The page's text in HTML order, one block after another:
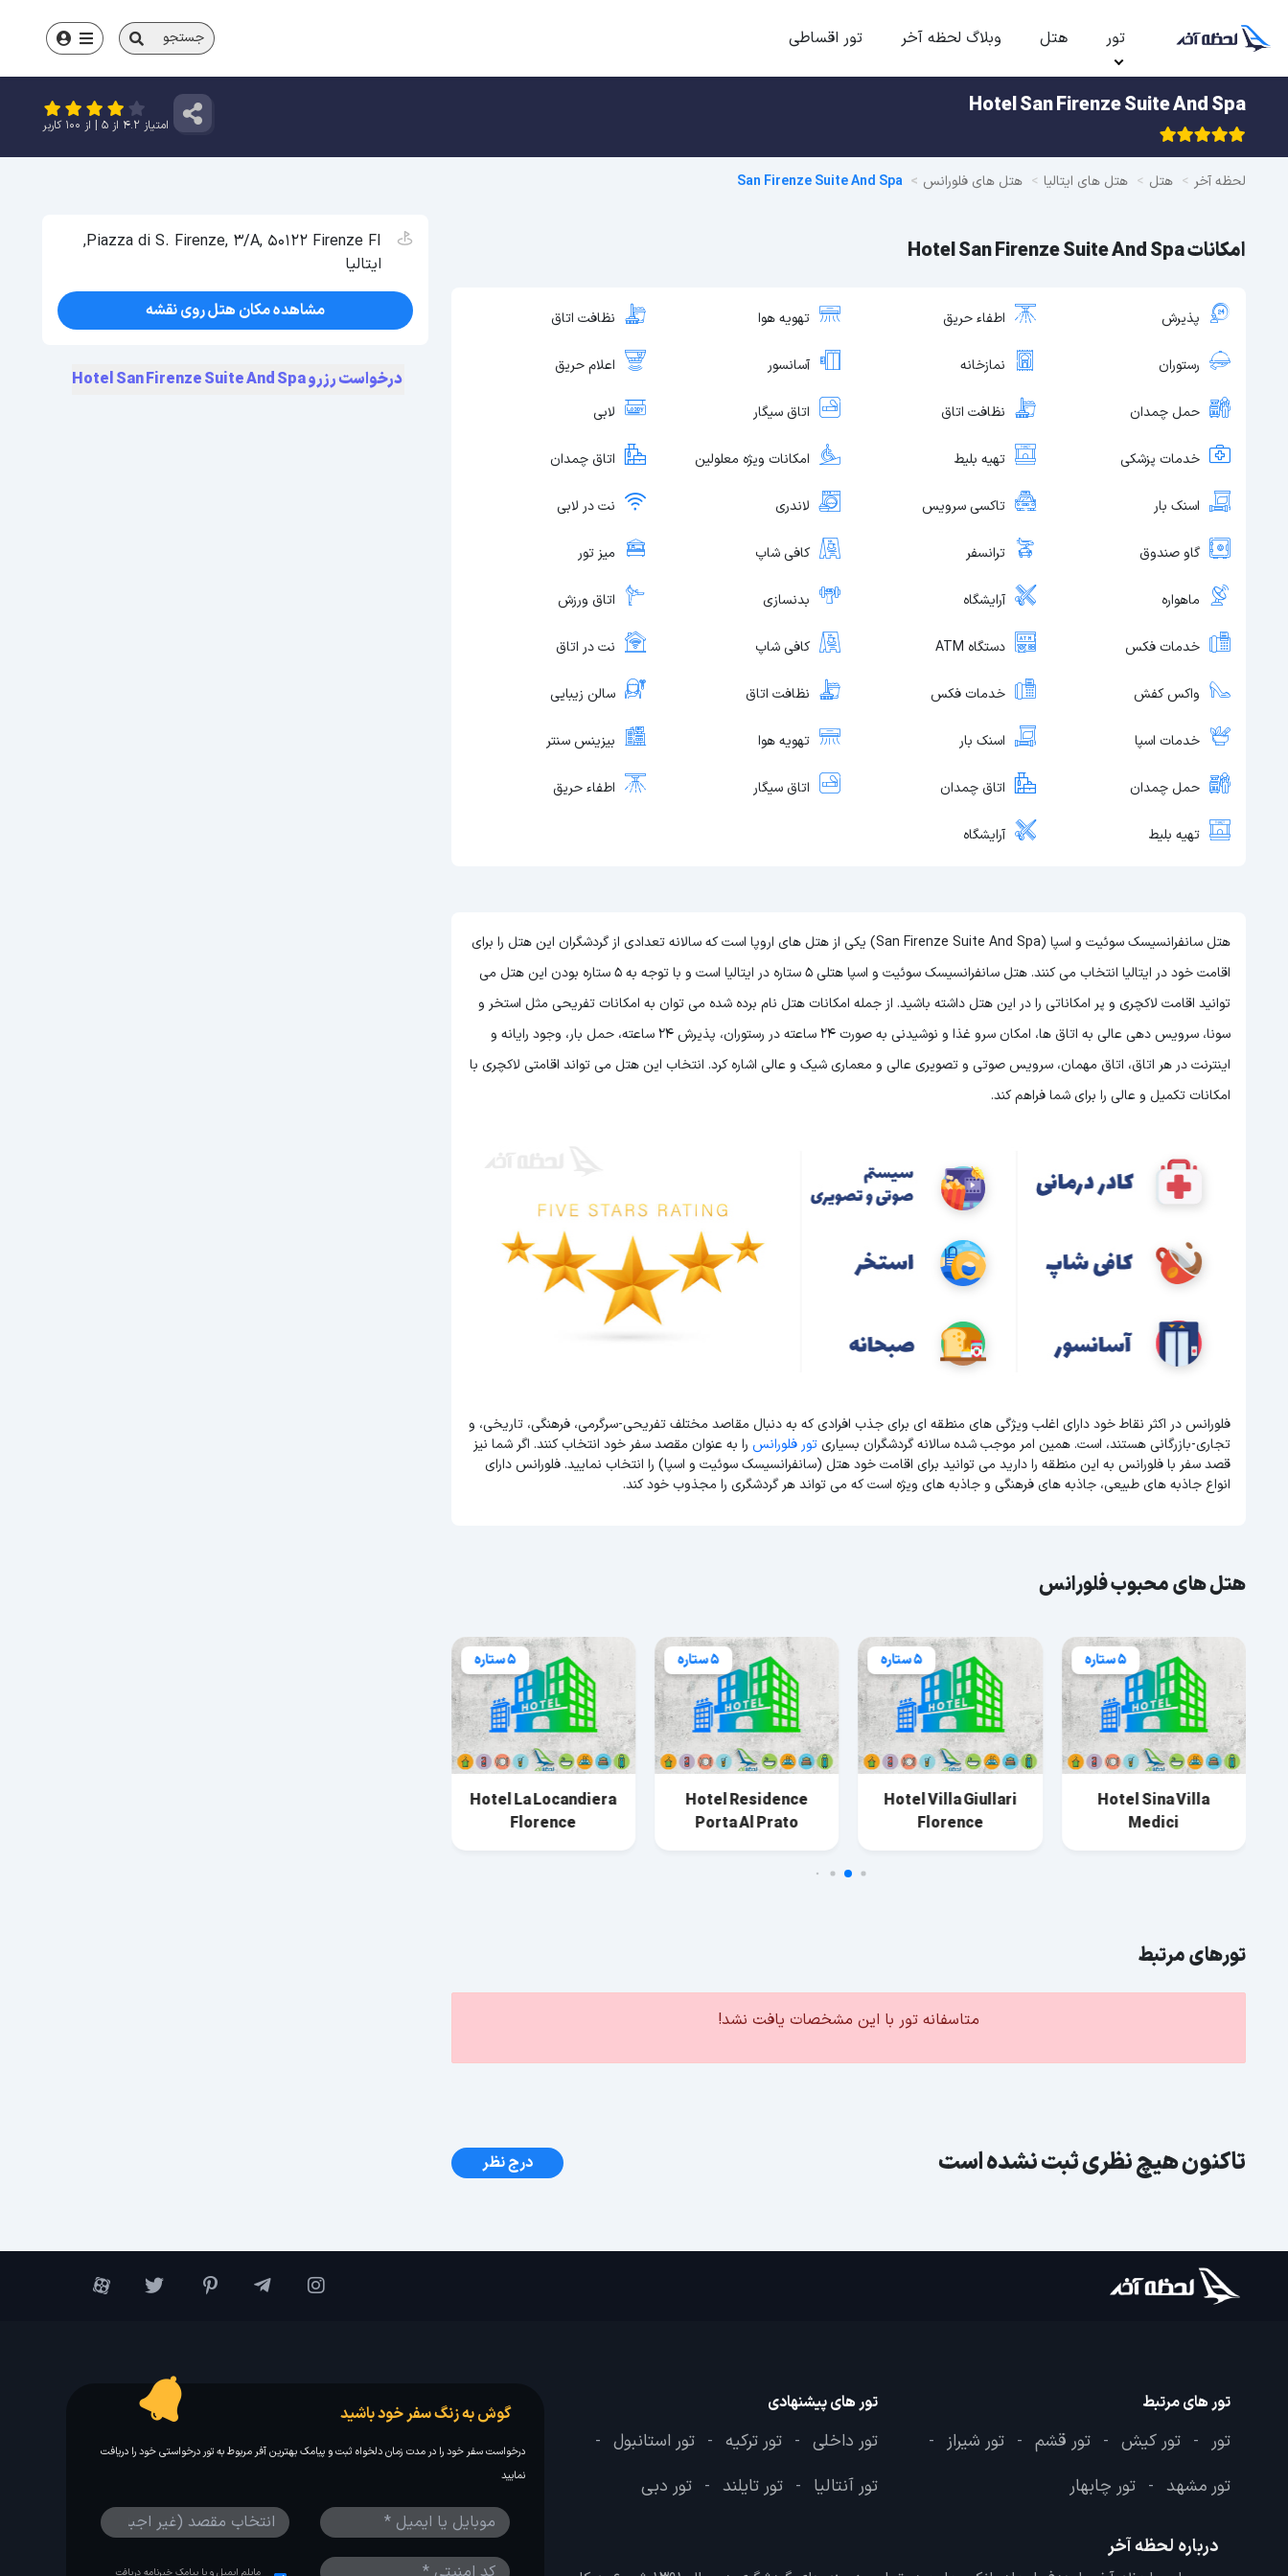
تور هتل وبلاگ لحظه آخر تور اقساطی جستجو
Hotel San Firenze Suite And Spa
امتیاز 4.2 از 5 | از 100 کاربر
لحظه آخر هتل هتل های ایتالیا هتل های فلورانس San Firenze Suite And Spa
امکانات Hotel San Firenze Suite And Spa
پذیرش اطفاء حریق تهویه هوا نظافت اتاق
رستوران نمازخانه آسانسور اعلام حریق
حمل چمدان نظافت اتاق اتاق سیگار لابی
خدمات پزشکی تهیه بلیط امکانات ویژه معلولین اتاق چمدان
اسنک بار تاکسی سرویس لاندری نت در لابی
گاو صندوق ترانسفر کافی شاپ میز تور
ماهواره آرایشگاه بدنسازی اتاق ورزش
خدمات فکس دستگاه ATM کافی شاپ نت در اتاق
واکس کفش خدمات فکس نظافت اتاق سالن زیبایی
خدمات اسپا اسنک بار تهویه هوا بیزینس سنتر
حمل چمدان اتاق چمدان اتاق سیگار اطفاء حریق
تهیه بلیط آرایشگاه
هتل سانفرانسیسک سوئیت و اسپا (San Firenze Suite And Spa) یکی از هتل های اروپا است که سالانه تعدادی از گردشگران این هتل را برای
اقامت خود در ایتالیا انتخاب می کنند. هتل سانفرانسیسک سوئیت و اسپا هتلی 5 ستاره در ایتالیا است و با توجه به 5 ستاره بودن این هتل
می
توانید اقامت لاکچری و پر امکاناتی را در این هتل داشته باشید. از جمله امکانات هتل نام برده شده می توان به امکانات تفریحی مثل استخر و
سونا، سرویس دهی عالی به اتاق ها، امکان سرو غذا و نوشیدنی به صورت 24 ساعته در رستوران، پذیرش 24 ساعته، حمل بار، وجود رایانه و
اینترنت در هر اتاق، اتاق مهمان، سرویس صوتی و تصویری عالی و معماری شیک و عالی اشاره کرد. انتخاب این هتل می تواند اقامتی لاکچری با
امکانات تکمیل و عالی را برای شما فراهم کند.
فلورانس در اکثر نقاط خود دارای اغلب ویژگی های منطقه ای برای جذب افرادی که به دنبال مقاصد مختلف تفریحی-سرگرمی، فرهنگی، تاریخی، و
تجاری-بازرگانی هستند، است. همین امر موجب شده سالانه گردشگران بسیاریتور فلورانس را به عنوان مقصد سفر خود انتخاب کنند. اگر شما نیز
قصد سفر با فلورانس به این منطقه را دارید می توانید برای اقامت خود هتل (سانفرانسیسک سوئیت و اسپا) را انتخاب نمایید. فلورانس دارای
انواع جاذبه های طبیعی، جاذبه های فرهنگی و جاذبه های ویژه است که می تواند هر گردشگری را مجذوب خود کند.
هتل های محبوب فلورانس
5 ستاره
Hotel Sina Villa
Medici
5 ستاره
Hotel Villa Giullari
Florence
5 ستاره
Hotel Residence
Porta Al Prato
5 ستاره
Hotel La Locandiera
Florence
تورهای مرتبط
متاسفانه تور با این مشخصات یافت نشد!
تاکنون هیچ نظری ثبت نشده است درج نظر
Piazza di S. Firenze, 3/A, 50122 Firenze FI,
ایتالیا
مشاهده مکان هتل روی نقشه
درخواست رزرو Hotel San Firenze Suite And Spa
تور های مرتبط
تور - تور کیش - تور قشم - تور شیراز -
تور مشهد - تور چابهار
تور های پیشنهادی
تور داخلی - تور ترکیه - تور استانبول -
تور آنتالیا - تور تایلند - تور دبی
درباره لحظه آخر
گوش به زنگ سفر خود باشید
درخواست سفر خود را در مدت زمان دلخواه ثبت و پیامک بهترین آفر مربوط به تور درخواستی خود را دریافت
نمایید
مایلم ایمیل و یا پیامک خبرنامه دریافت